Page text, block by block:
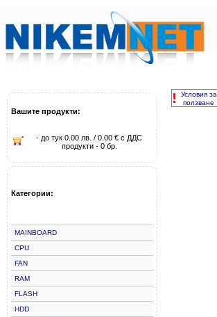
Вашите продукти:
- до тук 0.00 лв. / 0.00 € с ДДС
продукти - 0 бр.
Категории:
MAINBOARD
CPU
FAN
RAM
FLASH
HDD
!
Условия за
ползване